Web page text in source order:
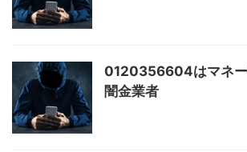
0120356604はマネ
闇金業者